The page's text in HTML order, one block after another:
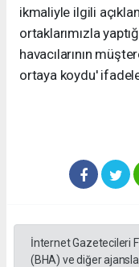
ikmaliyle ilgili
ortaklarımızla
havacılarının
ortaya koydu'
İnternet Gazetecileri
(BHA) ve diğer